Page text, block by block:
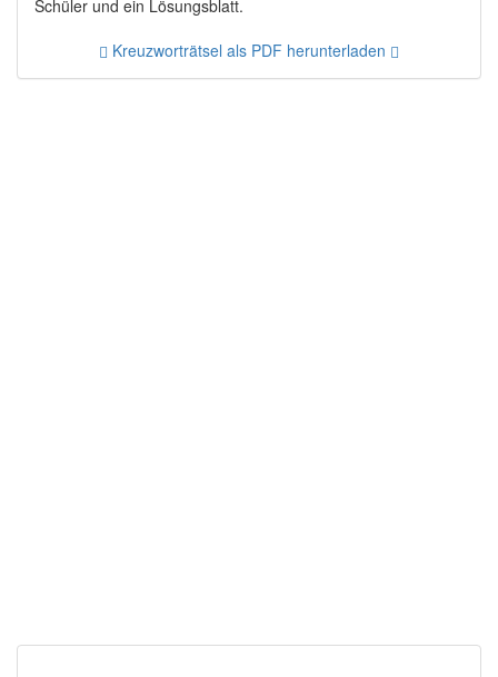
Schüler und ein Lösungsblatt.
Kreuzworträtsel als PDF herunterladen